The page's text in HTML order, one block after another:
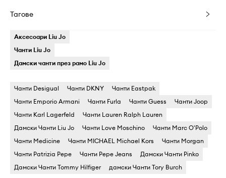
Тагове
Аксесоари Liu Jo
Чанти Liu Jo
Дамски чанти през рамо Liu Jo
Чанти Desigual Чанти DKNY
Чанти Eastpak
Чанти Emporio Armani
Чанти Furla Чанти Guess
Чанти Joop
Чанти Karl Lagerfeld
Чанти Lauren Ralph Lauren
Дамски Чанти Liu Jo
Чанти Love Moschino
Чанти Marc O'Polo
Чанти Medicine
Чанти MICHAEL Michael Kors
Чанти Morgan
Чанти Patrizia Pepe
Чанти Pepe Jeans
Дамски Чанти Pinko
Дамски Чанти Tommy Hilfiger
дамски Чанти Tory Burch